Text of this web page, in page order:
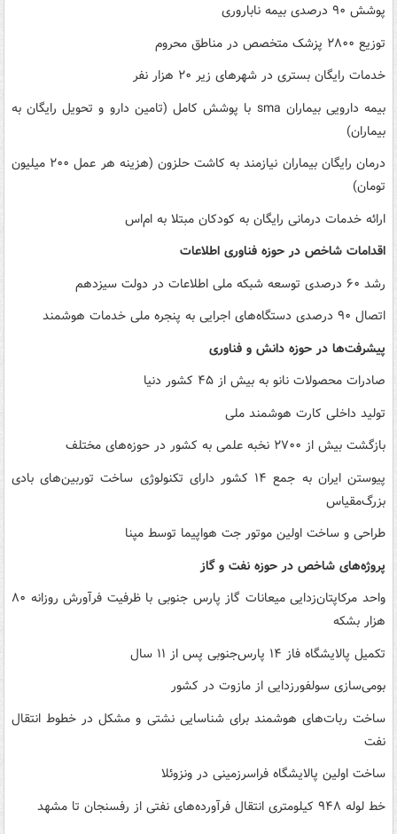
پوشش ۹۰ درصدی بیمه ناباروری
توزیع ۲۸۰۰ پزشک متخصص در مناطق محروم
خدمات رایگان بستری در شهرهای زیر ۲۰ هزار نفر
بیمه دارویی بیماران sma با پوشش کامل (‌تامین دارو و تحویل رایگان به
بیماران)
درمان رایگان بیماران نیازمند به کاشت حلزون (‌هزینه هر عمل ۲۰۰ میلیون
تومان)
ارائه خدمات درمانی رایگان به کودکان مبتلا به ام‌اس
اقدامات شاخص در حوزه فناوری اطلاعات
رشد ۶۰ درصدی توسعه شبکه ملی اطلاعات در دولت سیزدهم
اتصال ۹۰ درصدی دستگاه‌های اجرایی به پنجره ملی خدمات هوشمند
پیشرفت‌ها در حوزه دانش و فناوری
صادرات محصولات نانو به بیش از ۴۵ کشور دنیا
تولید داخلی کارت هوشمند ملی
بازگشت بیش از ۲۷۰۰ نخبه علمی به کشور در حوزه‌های مختلف
پیوستن ایران به جمع ۱۴ کشور دارای تکنولوژی ساخت توربین‌های بادی
بزرگ‌مقیاس
طراحی و ساخت اولین موتور جت هواپیما توسط مپنا
پروژه‌های شاخص در حوزه نفت و گاز
واحد مرکاپتان‌زدایی میعانات گاز پارس جنوبی با ظرفیت فرآورش روزانه ۸۰
هزار بشکه
تکمیل پالایشگاه فاز ۱۴ پارس‌جنوبی پس از ۱۱ سال
بومی‌سازی سولفورزدایی از مازوت در کشور
ساخت ربات‌های هوشمند برای شناسایی نشتی و مشکل در خطوط انتقال
نفت
ساخت اولین پالایشگاه فراسرزمینی در ونزوئلا
خط لوله ۹۴۸ کیلومتری انتقال فرآورده‌های نفتی از رفسنجان تا مشهد